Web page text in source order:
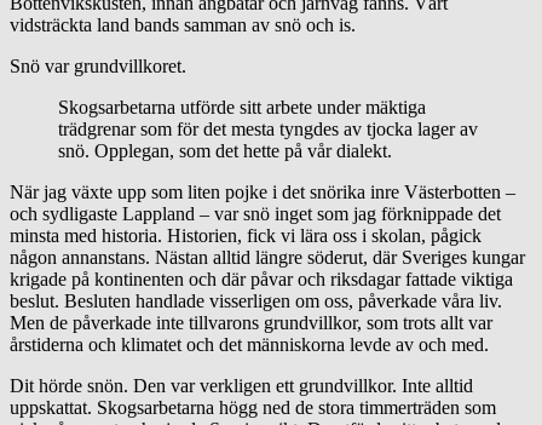
vidsträckta land bands samman av snö och is.
Snö var grundvillkoret.
Skogsarbetarna utförde sitt arbete under mäktiga
trädgrenar som för det mesta tyngdes av tjocka lager av
snö. Opplegan, som det hette på vår dialekt.
När jag växte upp som liten pojke i det snörika inre Västerbotten –
och sydligaste Lappland – var snö inget som jag förknippade det
minsta med historia. Historien, fick vi lära oss i skolan, pågick
någon annanstans. Nästan alltid längre söderut, där Sveriges kungar
krigade på kontinenten och där påvar och riksdagar fattade viktiga
beslut. Besluten handlade visserligen om oss, påverkade våra liv.
Men de påverkade inte tillvarons grundvillkor, som trots allt var
årstiderna och klimatet och det människorna levde av och med.
Dit hörde snön. Den var verkligen ett grundvillkor. Inte alltid
uppskattat. Skogsarbetarna högg ned de stora timmerträden som